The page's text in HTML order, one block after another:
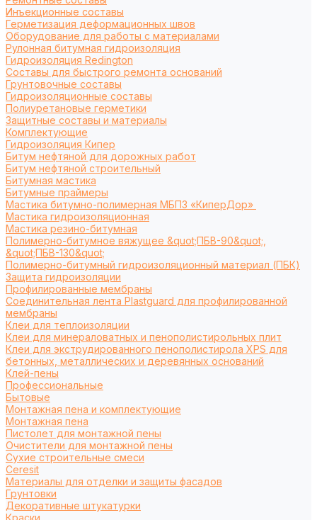
Инъекционные составы
Герметизация деформационных швов
Оборудование для работы с материалами
Рулонная битумная гидроизоляция
Гидроизоляция Redington
Составы для быстрого ремонта оснований
Грунтовочные составы
Гидроизоляционные составы
Полиуретановые герметики
Защитные составы и материалы
Комплектующие
Гидроизоляция Кипер
Битум нефтяной для дорожных работ
Битум нефтяной строительный
Битумная мастика
Битумные праймеры
Мастика битумно-полимерная МБПЗ «КиперДор»
Мастика гидроизоляционная
Мастика резино-битумная
Полимерно-битумное вяжущее &quot;ПБВ-90&quot;,
&quot;ПБВ-130&quot;
Полимерно-битумный гидроизоляционный материал (ПБК)
Защита гидроизоляции
Профилированные мембраны
Соединительная лента Plastguard для профилированной
мембраны
Клеи для теплоизоляции
Клеи для минераловатных и пенополистирольных плит
Клеи для экструдированного пенополистирола XPS для
бетонных, металлических и деревянных оснований
Клей-пены
Профессиональные
Бытовые
Монтажная пена и комплектующие
Монтажная пена
Пистолет для монтажной пены
Очистители для монтажной пены
Сухие строительные смеси
Ceresit
Материалы для отделки и защиты фасадов
Грунтовки
Декоративные штукатурки
Краски